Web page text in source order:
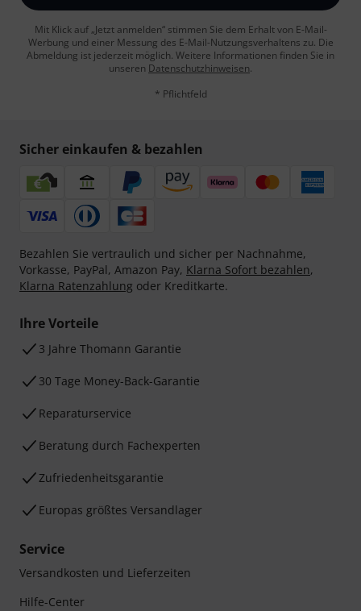
Mit Klick auf „Jetzt anmelden“ stimmen Sie dem Erhalt von E-Mail-
Werbung und einer Messung des E-Mail-Nutzungsverhaltens zu. Die
Abmeldung ist jederzeit möglich. Weitere Informationen finden Sie in
unseren Datenschutzhinweisen.
* Pflichtfeld
Sicher einkaufen & bezahlen
Bezahlen Sie vertraulich und sicher per Nachnahme,
Vorkasse, PayPal, Amazon Pay, Klarna Sofort bezahlen,
Klarna Ratenzahlung oder Kreditkarte.
Ihre Vorteile
3 Jahre Thomann Garantie
30 Tage Money-Back-Garantie
Reparaturservice
Beratung durch Fachexperten
Zufriedenheitsgarantie
Europas größtes Versandlager
Service
Versandkosten und Lieferzeiten
Hilfe-Center